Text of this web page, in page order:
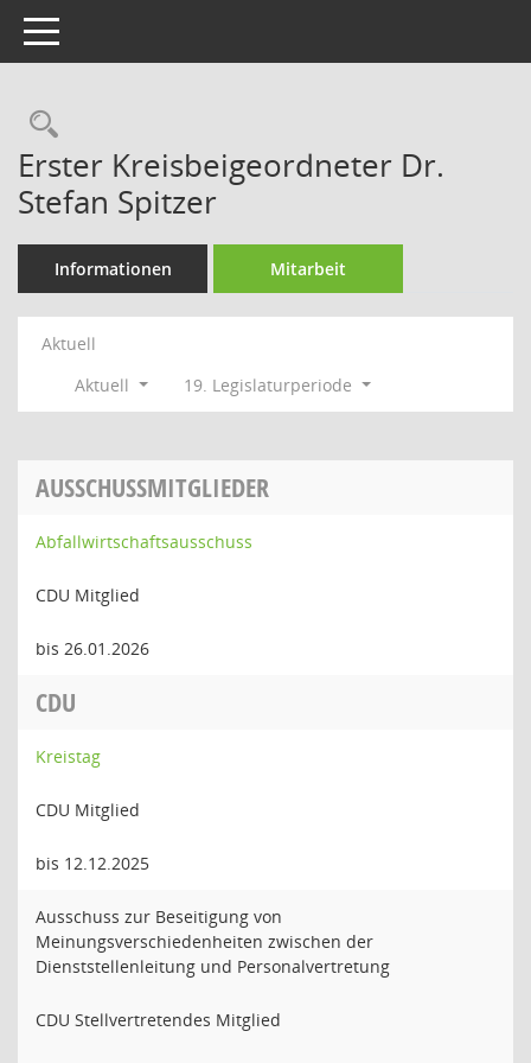
Toggle navigation
Rechercheauswahl
Erster Kreisbeigeordneter Dr.
Stefan Spitzer
Informationen Mitarbeit
Aktuell
Aktuell
19. Legislaturperiode
AUSSCHUSSMITGLIEDER
Abfallwirtschaftsausschuss
CDU Mitglied
bis 26.01.2026
CDU
Kreistag
CDU Mitglied
bis 12.12.2025
Ausschuss zur Beseitigung von
Meinungsverschiedenheiten zwischen der
Dienststellenleitung und Personalvertretung
CDU Stellvertretendes Mitglied